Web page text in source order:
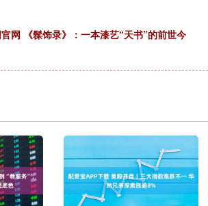
网 《髹饰录》：一本漆艺“天书”的前世今